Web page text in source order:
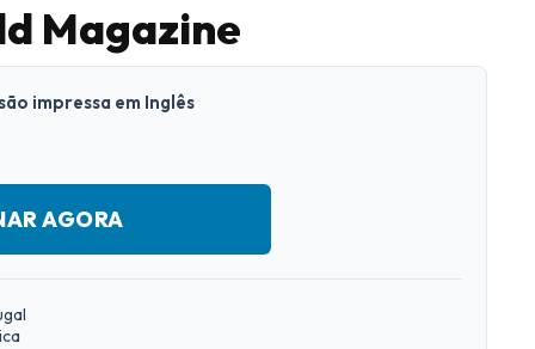
Magazine
impressa em Inglês
AGORA